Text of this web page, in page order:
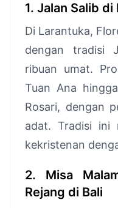
1. Jalan Salib
Di Larantuka,
dengan tradisi
ribuan umat.
Tuan Ana
Rosari, dengan
adat. Tradisi ini
kekristenan
2. Misa
Rejang di Bali